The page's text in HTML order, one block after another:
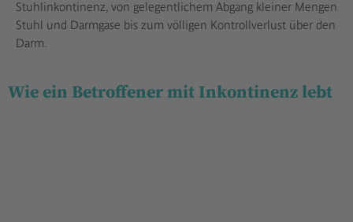
Stuhlinkontinenz, von gelegentlichem Abgang kleiner Mengen
Stuhl und Darmgase bis zum völligen Kontrollverlust über den
Darm.
Wie ein Betroffener mit Inkontinenz lebt